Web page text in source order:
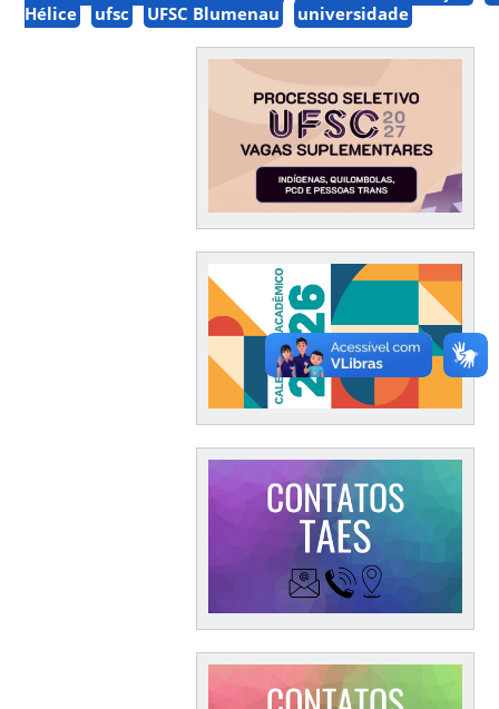
Hélice
ufsc UFSC Blumenau universidade